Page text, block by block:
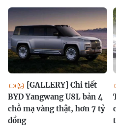
[GALLERY] Chi tiết
BYD Yangwang U8L bản 4
chỗ mạ vàng thật, hơn 7 tỷ
đồng